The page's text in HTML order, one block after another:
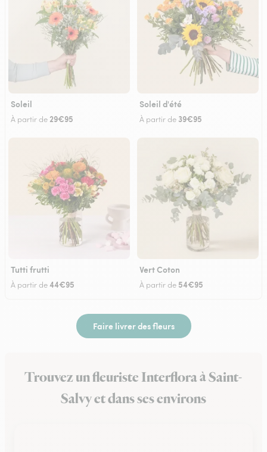
Soleil
À partir de 29€95
Soleil d'été
À partir de 39€95
Tutti frutti
À partir de44€95
Vert Coton
À partir de 54€95
Faire livrer des fleurs
Trouvez un fleuriste Interflora à Saint-
Salvy et dans ses environs